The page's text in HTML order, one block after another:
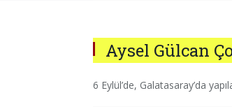
Aysel Gülcan
6 Eylül’de, Galatasaray’da